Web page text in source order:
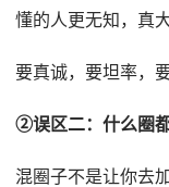
懂的人更无知，真
要真诚，要坦率，
②误区二：什么圈
混圈子不是让你去